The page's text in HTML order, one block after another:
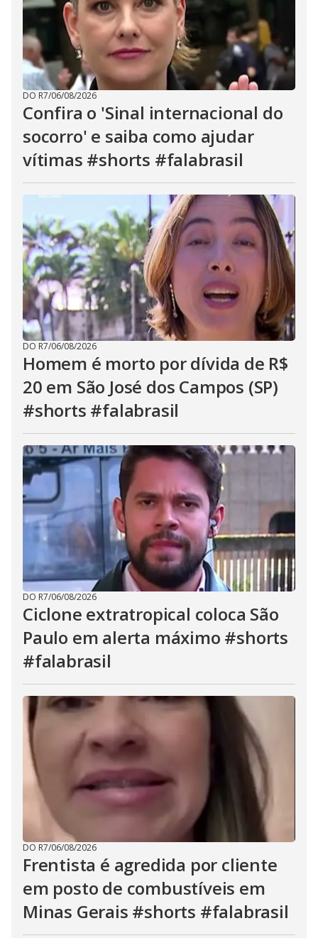
DO R7/06/08/2026
Confira o 'Sinal internacional do
socorro' e saiba como ajudar
vítimas #shorts #falabrasil
DO R7/06/08/2026
Homem é morto por dívida de R$
20 em São José dos Campos (SP)
#shorts #falabrasil
DO R7/06/08/2026
Ciclone extratropical coloca São
Paulo em alerta máximo #shorts
#falabrasil
DO R7/06/08/2026
Frentista é agredida por cliente
em posto de combustíveis em
Minas Gerais #shorts #falabrasil